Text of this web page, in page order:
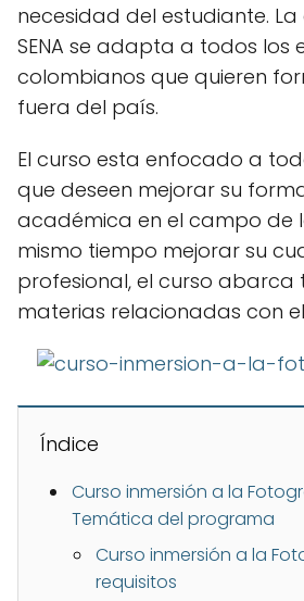
necesidad del estudiante.
SENA se adapta a todos los
colombianos que quieren
fuera del país.
El curso esta enfocado a
que deseen mejorar su
académica en el campo de
mismo tiempo mejorar su
profesional, el curso abarca
materias relacionadas con
Índice
Curso inmersión a la
Temática del programa
Curso inmersión a la
requisitos